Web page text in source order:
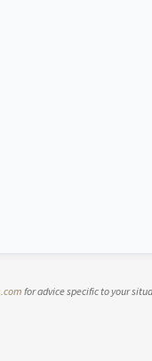
for advice specific to your